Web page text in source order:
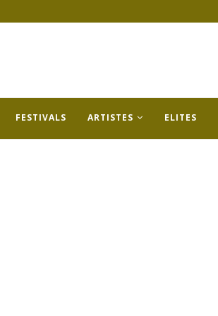
FESTIVALS ARTISTES ELITES